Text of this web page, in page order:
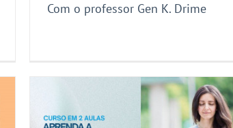
Com o professor Gen K. Drime